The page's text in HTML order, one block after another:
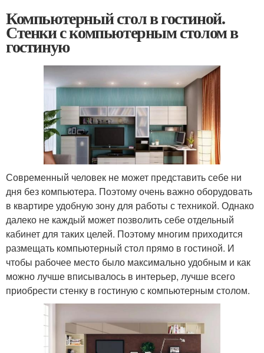
Компьютерный стол в гостиной.
Стенки с компьютерным столом в
гостиную
Современный человек не может представить себе ни
дня без компьютера. Поэтому очень важно оборудовать
в квартире удобную зону для работы с техникой. Однако
далеко не каждый может позволить себе отдельный
кабинет для таких целей. Поэтому многим приходится
размещать компьютерный стол прямо в гостиной. И
чтобы рабочее место было максимально удобным и как
можно лучше вписывалось в интерьер, лучше всего
приобрести стенку в гостиную с компьютерным столом.